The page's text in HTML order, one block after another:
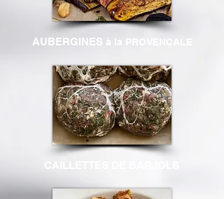
AUBERGINES à la PROVENÇALE